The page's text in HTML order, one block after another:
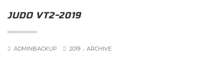
JUDO VT2-2019
ADMINBACKUP 2019 . ARCHIVE